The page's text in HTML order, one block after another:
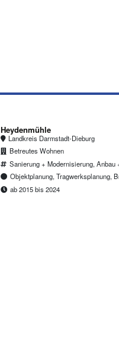
Heydenmühle
Landkreis Darmstadt-Dieburg
Betreutes Wohnen
Sanierung + Modernisierung,
Objektplanung, Tragwerksplanung,
ab 2015 bis 2024